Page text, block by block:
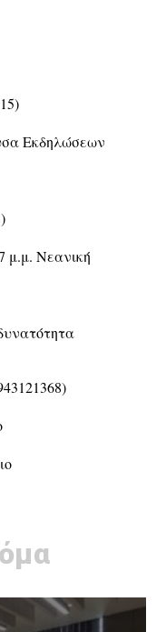
Εκδηλώσεων
μ.μ. Νεανική